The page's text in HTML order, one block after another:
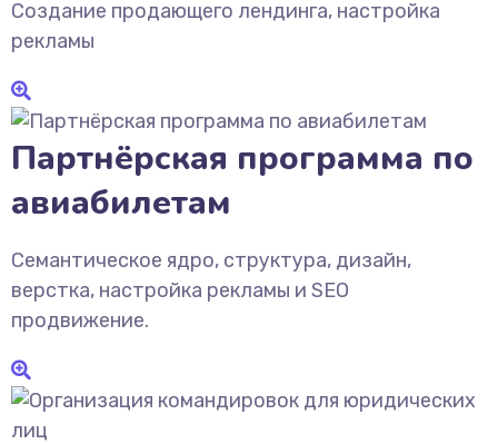
Создание продающего лендинга, настройка
рекламы
Партнёрская программа по
авиабилетам
Семантическое ядро, структура, дизайн,
верстка, настройка рекламы и SEO
продвижение.